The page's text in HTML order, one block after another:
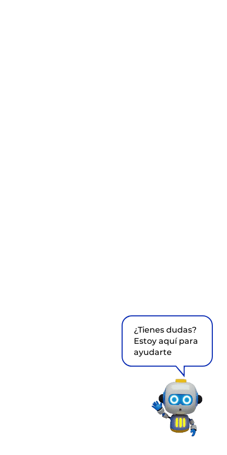
¿Tienes dudas?
Estoy aquí para
ayudarte